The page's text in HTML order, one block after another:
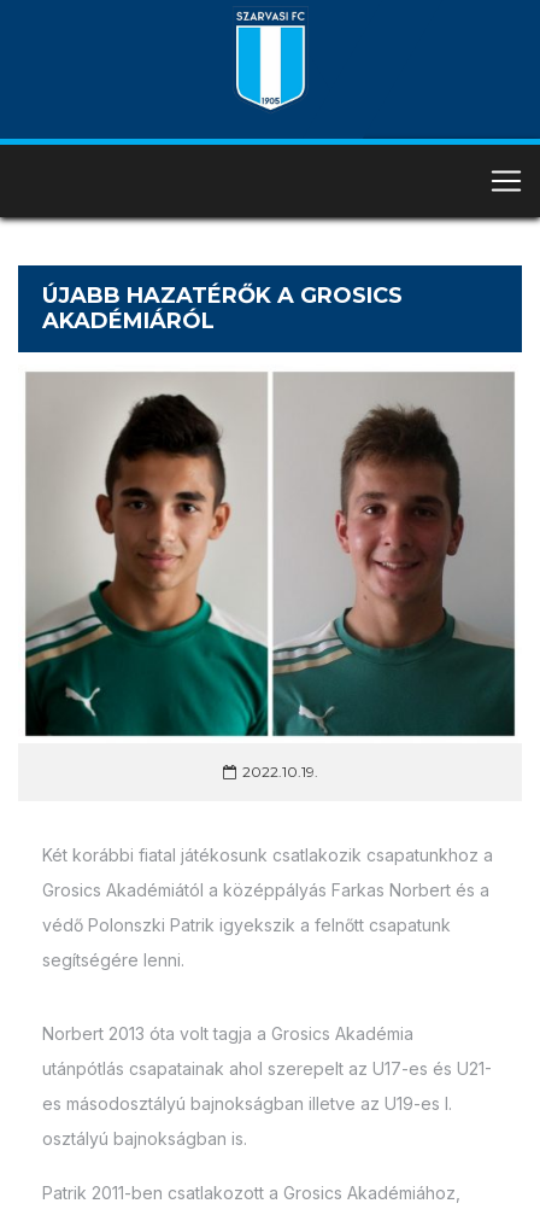
ÚJABB HAZATÉRŐK A GROSICS
AKADÉMIÁRÓL
2022.10.19.
Két korábbi fiatal játékosunk csatlakozik csapatunkhoz a
Grosics Akadémiától a középpályás Farkas Norbert és a
védő Polonszki Patrik igyekszik a felnőtt csapatunk
segítségére lenni.
Norbert 2013 óta volt tagja a Grosics Akadémia
utánpótlás csapatainak ahol szerepelt az U17-es és U21-
es másodosztályú bajnokságban illetve az U19-es I.
osztályú bajnokságban is.
Patrik 2011-ben csatlakozott a Grosics Akadémiához,